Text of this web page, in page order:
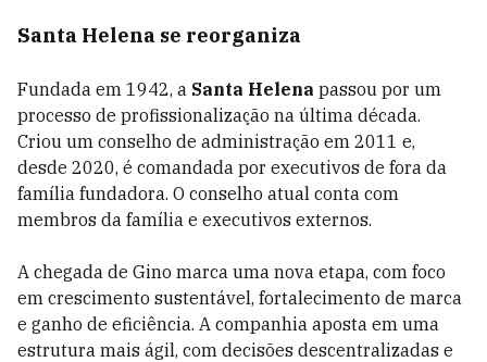
Santa Helena se reorganiza
Fundada em 1942, a Santa Helena passou por um
processo de profissionalização na última década.
Criou um conselho de administração em 2011 e,
desde 2020, é comandada por executivos de fora da
família fundadora. O conselho atual conta com
membros da família e executivos externos.
A chegada de Gino marca uma nova etapa, com foco
em crescimento sustentável, fortalecimento de marca
e ganho de eficiência. A companhia aposta em uma
estrutura mais ágil, com decisões descentralizadas e